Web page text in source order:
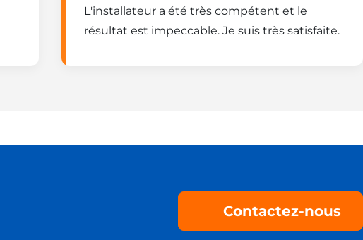
L'installateur a été très compétent et le
résultat est impeccable. Je suis très satisfaite.
Contactez-nous